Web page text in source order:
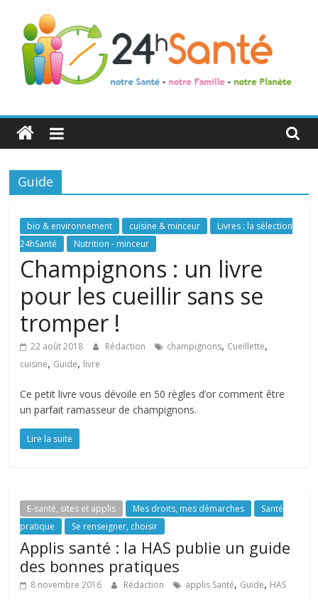
24h
Santé
La
de
toute
famille
Guide
bio & environnement cuisine & minceur
Livres : la sélection
24hSanté
Nutrition - minceur
Champignons : un livre
pour les cueillir sans se
tromper !
22 août 2018 Rédaction champignons, Cueillette,
cuisine, Guide, livre
Ce petit livre vous dévoile en 50 règles d’or comment être
un parfait ramasseur de champignons.
Lire la suite
E-santé, sites et applis Mes droits, mes démarches
Santé
pratique
Se renseigner, choisir
Applis santé : la HAS publie un guide
des bonnes pratiques
8 novembre 2016 Rédaction applis Santé, Guide, HAS